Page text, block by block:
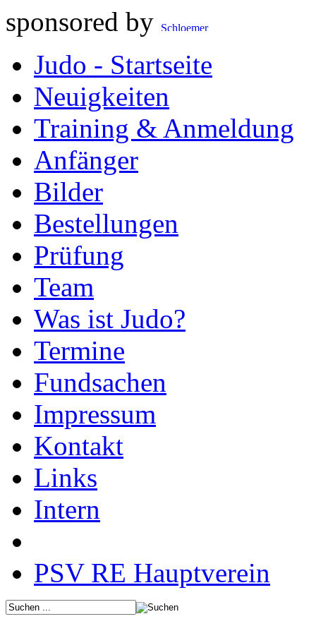
sponsored by
Judo - Startseite
Neuigkeiten
Training & Anmeldung
Anfänger
Bilder
Bestellungen
Prüfung
Team
Was ist Judo?
Termine
Fundsachen
Impressum
Kontakt
Links
Intern
PSV RE Hauptverein